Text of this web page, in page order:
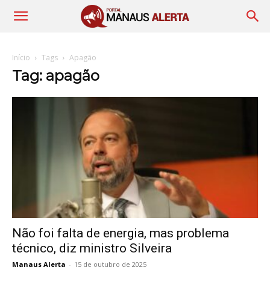
Início Tags Apagão
Tag: apagão
Não foi falta de energia, mas problema
técnico, diz ministro Silveira
Manaus Alerta - 15 de outubro de 2025